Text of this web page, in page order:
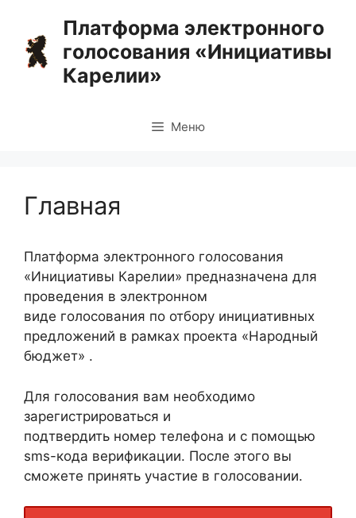
содержимому
Платформа электронного
голосования «Инициативы
Карелии»
Меню
Главная
Платформа электронного голосования
«Инициативы Карелии» предназначена для
проведения в электронном
виде голосования по отбору инициативных
предложений в рамках проекта «Народный
бюджет» .
Для голосования вам необходимо
зарегистрироваться и
подтвердить номер телефона и с помощью
sms-кода верификации. После этого вы
сможете принять участие в голосовании.